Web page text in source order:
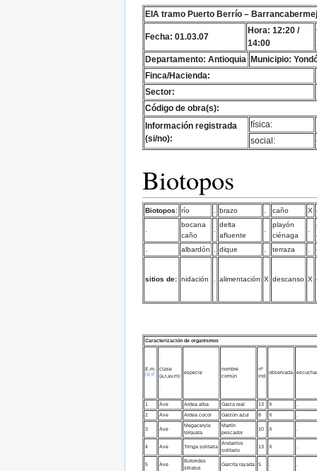
EIA tramo Puerto Berrío –
Fecha: 01.03.07
Hora: 12:20 /
14:00
Departamento: Antioquia Municipio:
Finca/Hacienda:
Sector:
Código de obra(s):
Información registrada
(si/no):
física:
social:
Biotopos
Biotopos: río . brazo . caño X
.
bocana
caño
.
delta
afluente
.
playón
ciénaga
.
.
albardón . dique . terraza .
sitios de: nidación . alimentación X descanso X
Caracterización de organismos
E.m.
[1]
clase
(a,r,av,m)
especie
nombre
común
nº
ind
observada
1 Ave Ardea alba Garza real 13 X
2 Ave Ardea cocoi Garzón azul 8 X
3 Ave
Megaceryle
torquata
Martín
pescador
10 X
4 Ave Tringa solitaria
Andarríos
solitario
13 X
5 Ave
Butorides
striatus
Garcita rayada 5